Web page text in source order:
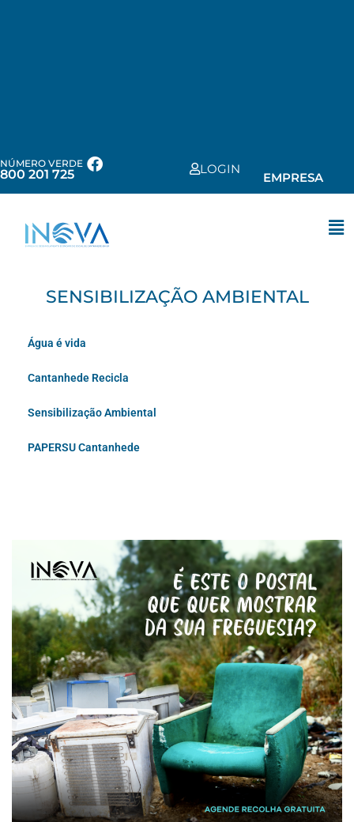
NÚMERO VERDE
800 201 725 LOGIN
EMPRESA
SENSIBILIZAÇÃO AMBIENTAL
Água é vida
Cantanhede Recicla
Sensibilização Ambiental
PAPERSU Cantanhede